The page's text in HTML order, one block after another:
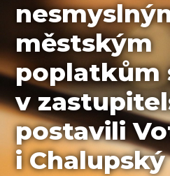
městským
poplatkům
v
postavili
i Chalupský